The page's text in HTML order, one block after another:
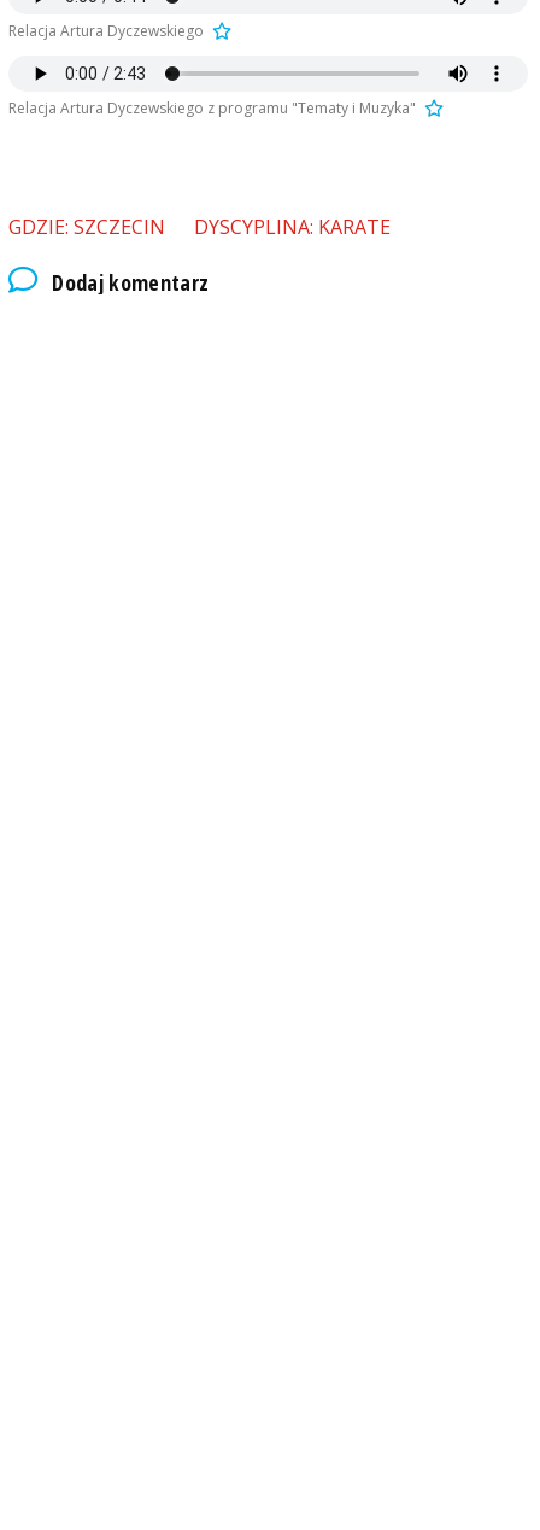
Relacja Artura Dyczewskiego
Relacja Artura Dyczewskiego z programu "Tematy i Muzyka"
GDZIE: SZCZECIN DYSCYPLINA: KARATE
Dodaj komentarz